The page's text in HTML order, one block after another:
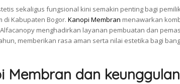
sekaligus fungsional kini semakin penting bagi
di Kabupaten Bogor. Kanopi Membran menawarkan
menghadirkan layanan pembuatan dan
memberikan rasa aman serta nilai estetika bagi
Membran dan